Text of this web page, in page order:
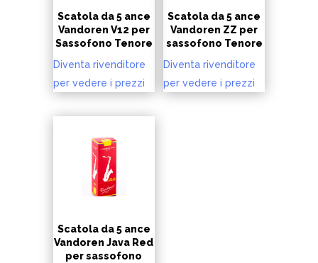
Scatola da 5 ance
Vandoren V12 per
Sassofono Tenore
Diventa rivenditore
per vedere i prezzi
Scatola da 5 ance
Vandoren ZZ per
sassofono Tenore
Diventa rivenditore
per vedere i prezzi
Scatola da 5 ance
Vandoren Java Red
per sassofono